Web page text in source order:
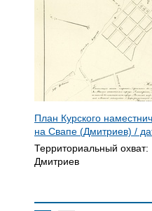
План Курского
на Свапе (Дмитриев) /
Территориальный охват:
Дмитриев